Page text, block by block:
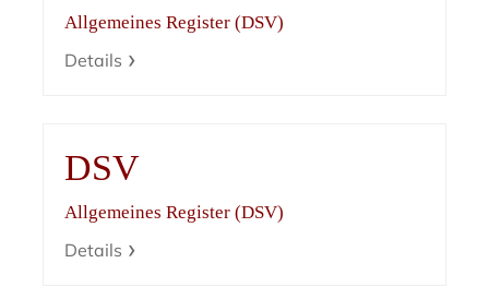
Allgemeines Register (DSV)
Details
DSV
Allgemeines Register (DSV)
Details